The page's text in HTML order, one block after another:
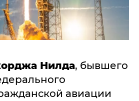
Нилда, бывшего
авиации